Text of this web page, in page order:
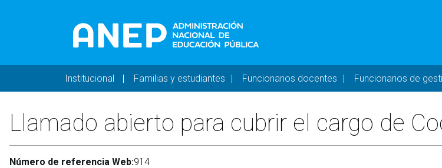
Navegación principal - DESKTOP
Institucional Familias y estudiantes Funcionarios docentes Funcionarios de
Llamado abierto para cubrir el cargo de
Número de referencia Web:914